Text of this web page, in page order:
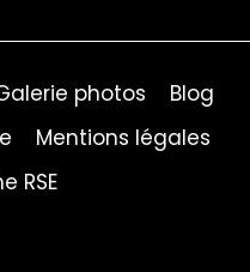
photos
Blog
Mentions légales
RSE